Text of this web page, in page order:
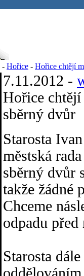
- Hořice - Hořice chtějí
7.11.2012 -
Hořice
sběrný dvůr
Starosta
městská
sběrný dvůr
takže žádné
Chceme
odpadu
Starosta